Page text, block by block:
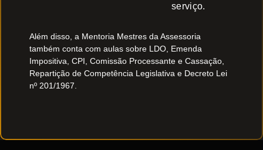
serviço.
Além disso, a Mentoria Mestres da Assessoria
também conta com aulas sobre LDO, Emenda
Impositiva, CPI, Comissão Processante e Cassação,
Repartição de Competência Legislativa e Decreto Lei
nº 201/1967.